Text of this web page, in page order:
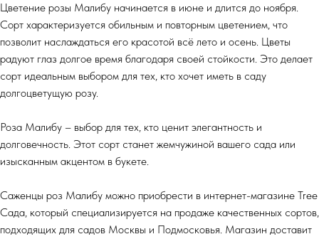
Цветение розы Малибу начинается в июне и длится до ноября.
Сорт характеризуется обильным и повторным цветением, что
позволит наслаждаться его красотой всё лето и осень. Цветы
радуют глаз долгое время благодаря своей стойкости. Это делает
сорт идеальным выбором для тех, кто хочет иметь в саду
долгоцветущую розу.
Роза Малибу – выбор для тех, кто ценит элегантность и
долговечность. Этот сорт станет жемчужиной вашего сада или
изысканным акцентом в букете.
Саженцы роз Малибу можно приобрести в интернет-магазине Tree
Сада, который специализируется на продаже качественных сортов,
подходящих для садов Москвы и Подмосковья. Магазин доставит